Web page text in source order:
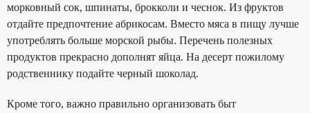
морковный сок, шпинаты, брокколи и чеснок. Из фруктов
отдайте предпочтение абрикосам. Вместо мяса в пищу лучше
употреблять больше морской рыбы. Перечень полезных
продуктов прекрасно дополнят яйца. На десерт пожилому
родственнику подайте черный шоколад.
Кроме того, важно правильно организовать быт